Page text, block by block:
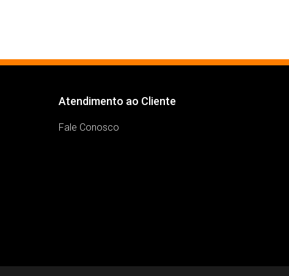
Atendimento ao Cliente
Fale Conosco